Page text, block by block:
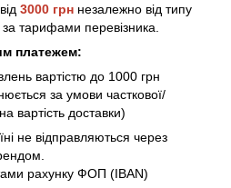
3000 грн незалежно від типу
тарифами перевізника.
платежем:
вартістю до 1000 грн
за умови часткової/
вартість доставки)
не відправляються через
рахунку ФОП (IBAN)